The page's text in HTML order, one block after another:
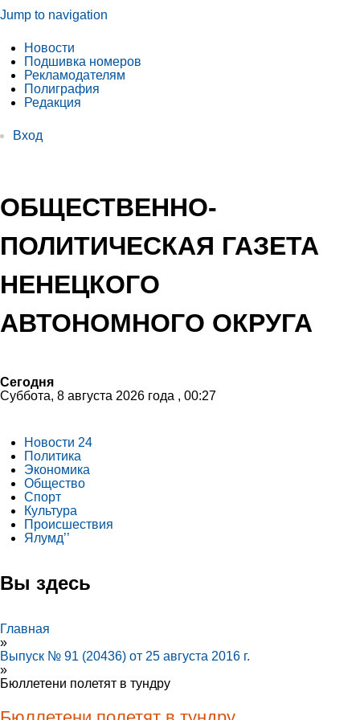
Jump to navigation
Новости
Подшивка номеров
Рекламодателям
Полиграфия
Редакция
Вход
ОБЩЕСТВЕННО-
ПОЛИТИЧЕСКАЯ ГАЗЕТА
НЕНЕЦКОГО
АВТОНОМНОГО ОКРУГА
Сегодня
Суббота, 8 августа 2026 года , 00:27
Новости 24
Политика
Экономика
Общество
Спорт
Культура
Происшествия
Ялумд’’
Вы здесь
Главная
»
Выпуск № 91 (20436) от 25 августа 2016 г.
»
Бюллетени полетят в тундру